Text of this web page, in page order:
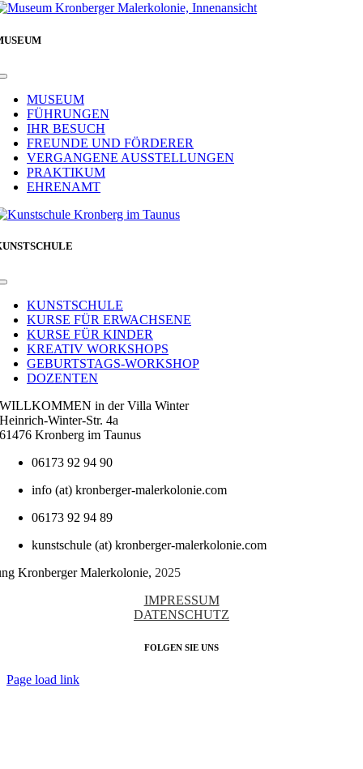
Toggle
NavigationMUSEUM
FÜHRUNGEN
IHR BESUCH
FREUNDE UND FÖRDERER
VERGANGENE AUSSTELLUNGEN
PRAKTIKUM
EHRENAMT
Toggle
NavigationKUNSTSCHULE
KURSE FÜR ERWACHSENE
KURSE FÜR KINDER
KREATIV WORKSHOPS
GEBURTSTAGS-WORKSHOP
DOZENTEN
WILLKOMMEN in der Villa Winter
Heinrich-Winter-Str. 4a
61476 Kronberg im Taunus
06173 92 94 90
info (at) kronberger-malerkolonie.com
06173 92 94 89
kunstschule (at) kronberger-malerkolonie.com
Kronberger Malerkolonie, 2025
IMPRESSUM
DATENSCHUTZ
FOLGEN SIE UNS
Page load link